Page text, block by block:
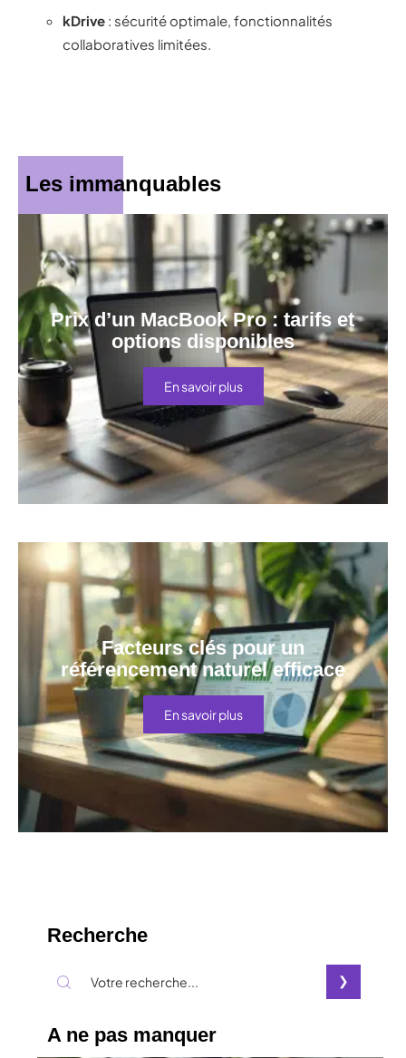
kDrive : sécurité optimale, fonctionnalités
collaboratives limitées.
Les immanquables
Prix d’un MacBook Pro : tarifs et
options disponibles
En savoir plus
Facteurs clés pour un
référencement naturel efficace
En savoir plus
Recherche
A ne pas manquer